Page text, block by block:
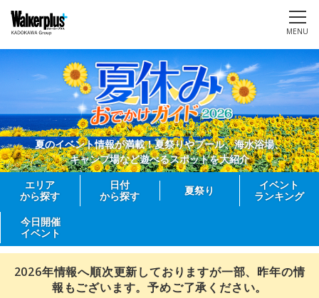
MENU
夏のイベント情報が満載！夏祭りやプール、海水浴場、
キャンプ場など遊べるスポットを大紹介
エリア
から探す
日付
から探す
夏祭り
イベント
ランキング
今日開催
イベント
2026年情報へ順次更新しておりますが一部、昨年の情
報もございます。予めご了承ください。